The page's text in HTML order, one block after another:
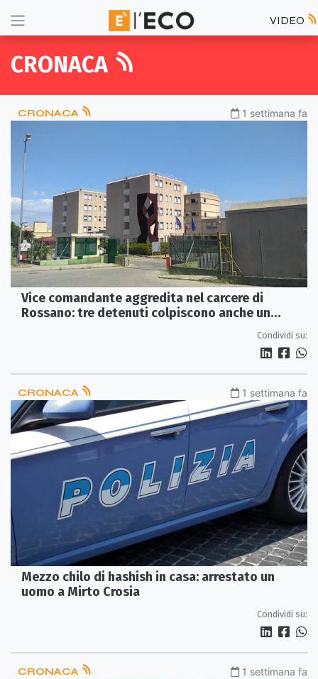
VIDEO
CRONACA
CRONACA 1 settimana fa
Vice comandante aggredita nel carcere di
Rossano: tre detenuti colpiscono anche un
Condividi su:
CRONACA 1 settimana fa
Mezzo chilo di hashish in casa: arrestato un
uomo a Mirto Crosia
Condividi su:
CRONACA 1 settimana fa